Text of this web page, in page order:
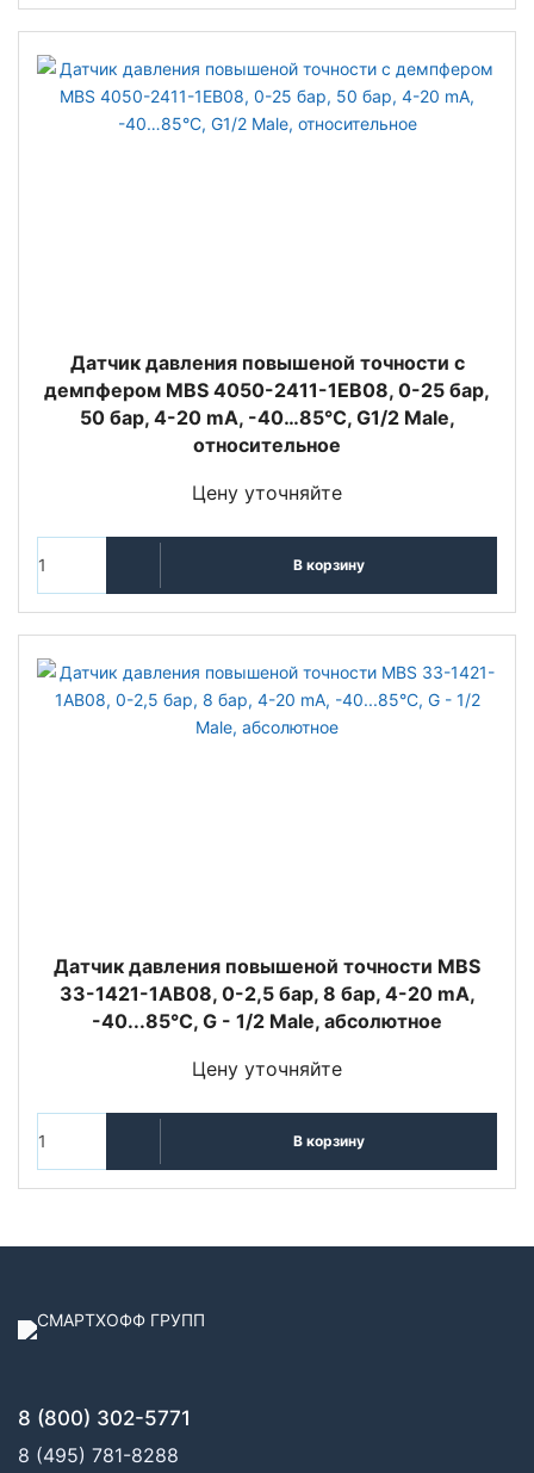
Датчик давления повышеной точности с
демпфером MBS 4050-2411-1EB08, 0-25 бар,
50 бар, 4-20 mA, -40…85°C, G1/2 Male,
относительное
Цену уточняйте
В корзину
Датчик давления повышеной точности MBS
33-1421-1AB08, 0-2,5 бар, 8 бар, 4-20 mA,
-40...85°C, G - 1/2 Male, абсолютное
Цену уточняйте
В корзину
8 (800) 302-5771
8 (495) 781-8288